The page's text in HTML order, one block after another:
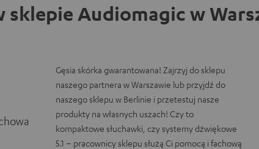
sklepie Audiomagic w
Gęsia skórka gwarantowana! Zajrzyj do sklepu
naszego partnera w Warszawie lub przyjdź do
naszego sklepu w Berlinie i przetestuj nasze
produkty na własnych uszach! Czy to
kompaktowe słuchawki, czy systemy dźwiękowe
5.1 – pracownicy sklepu służą Ci pomocą i fachową